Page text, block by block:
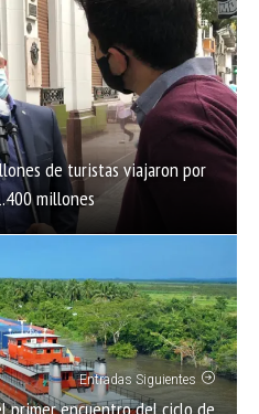
de turistas viajaron por
millones
Entradas Siguientes